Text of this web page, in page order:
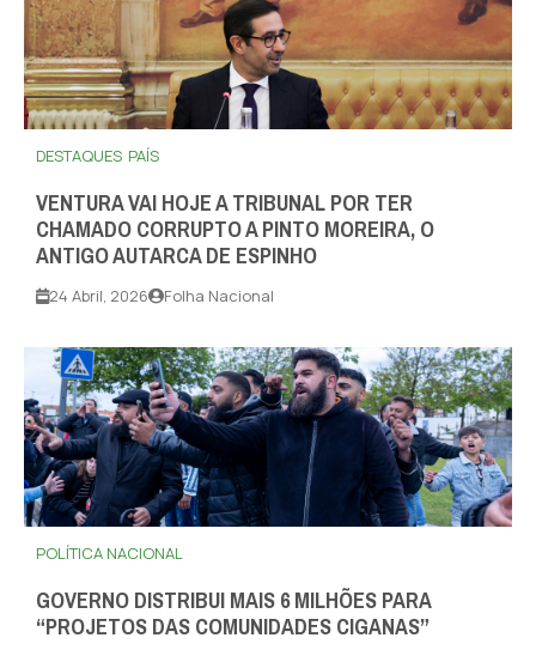
DESTAQUES PAÍS
VENTURA VAI HOJE A TRIBUNAL POR TER
CHAMADO CORRUPTO A PINTO MOREIRA, O
ANTIGO AUTARCA DE ESPINHO
24 Abril, 2026 Folha Nacional
POLÍTICA NACIONAL
GOVERNO DISTRIBUI MAIS 6 MILHÕES PARA
“PROJETOS DAS COMUNIDADES CIGANAS”